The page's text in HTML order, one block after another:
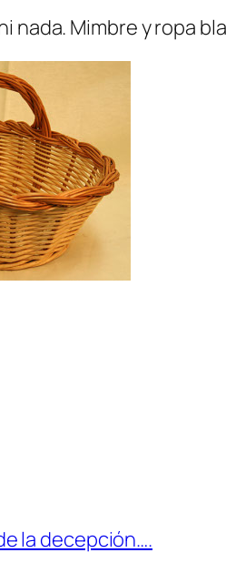
nada. Mimbre y ropa
la decepción….